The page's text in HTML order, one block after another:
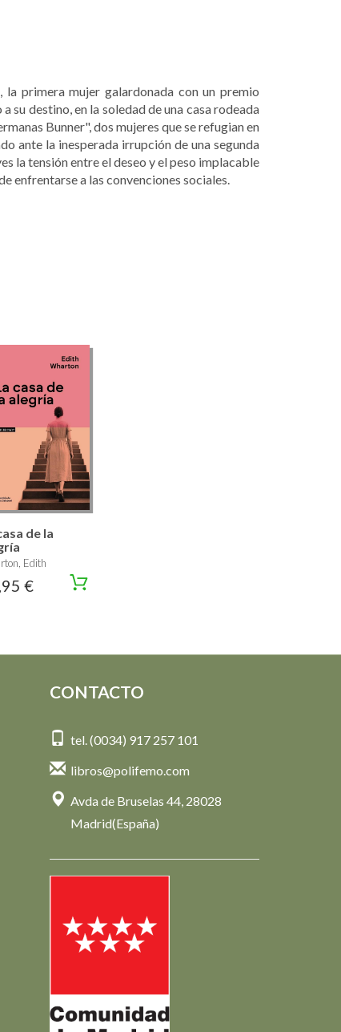
primera mujer galardonada con un premio
su destino, en la soledad de una casa rodeada
Bunner", dos mujeres que se refugian en
ante la inesperada irrupción de una segunda
la tensión entre el deseo y el peso implacable
enfrentarse a las convenciones sociales.
de la
Edith
€
CONTACTO
tel. (0034) 917 257 101
libros@polifemo.com
Avda de Bruselas 44, 28028
Madrid(España)